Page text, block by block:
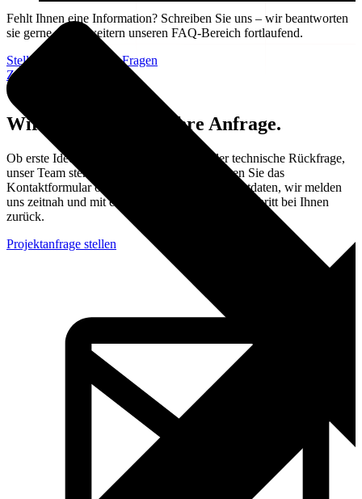
Fehlt Ihnen eine Information? Schreiben Sie uns – wir beantworten
sie gerne und erweitern unseren FAQ-Bereich fortlaufend.
Stellen Sie Direkt ihre Fragen
Zurück zum FAQ
Kontakt
Wir freuen uns auf Ihre Anfrage.
Ob erste Idee, konkrete Projektanfrage oder technische Rückfrage,
unser Team steht Ihnen zur Verfügung. Nutzen Sie das
Kontaktformular oder die angegebenen Kontaktdaten, wir melden
uns zeitnah und mit einem konkreten nächsten Schritt bei Ihnen
zurück.
Projektanfrage stellen